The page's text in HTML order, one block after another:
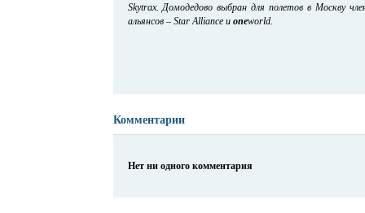
Skytrax. Домодедово выбран для полетов в Москву
альянсов – Star Alliance иoneworld.
Комментарии
Нет ни одного комментария